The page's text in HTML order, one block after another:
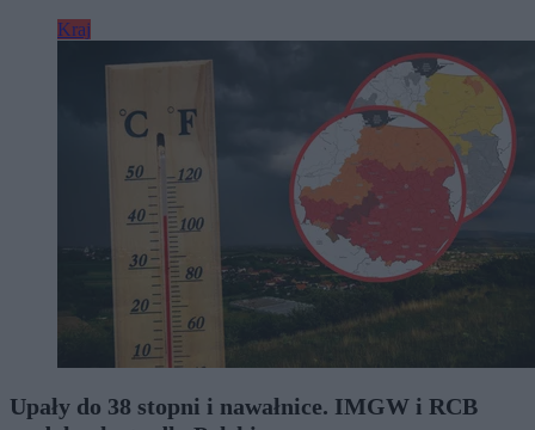
Kraj
Upały do 38 stopni i nawałnice. IMGW i RCB